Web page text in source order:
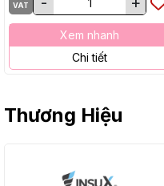
VAT
Xem nhanh
Chi tiết
Thương Hiệu